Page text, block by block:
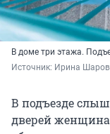
В доме три этажа.
Источник: Ирина
В подъезде
дверей